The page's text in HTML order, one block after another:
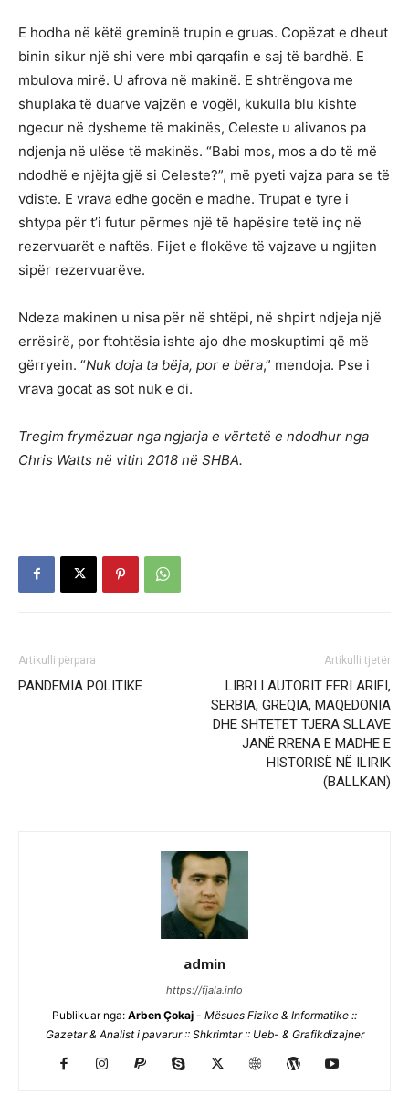
E hodha në këtë greminë trupin e gruas. Copëzat e dheut
binin sikur një shi vere mbi qarqafin e saj të bardhë. E
mbulova mirë. U afrova në makinë. E shtrëngova me
shuplaka të duarve vajzën e vogël, kukulla blu kishte
ngecur në dysheme të makinës, Celeste u alivanos pa
ndjenja në ulëse të makinës. “Babi mos, mos a do të më
ndodhë e njëjta gjë si Celeste?”, më pyeti vajza para se të
vdiste. E vrava edhe gocën e madhe. Trupat e tyre i
shtypa për t’i futur përmes një të hapësire tetë inç në
rezervuarët e naftës. Fijet e flokëve të vajzave u ngjiten
sipër rezervuarëve.
Ndeza makinen u nisa për në shtëpi, në shpirt ndjeja një
errësirë, por ftohtësia ishte ajo dhe moskuptimi që më
gërryein. “Nuk doja ta bëja, por e bëra,” mendoja. Pse i
vrava gocat as sot nuk e di.
Tregim frymëzuar nga ngjarja e vërtetë e ndodhur nga
Chris Watts në vitin 2018 në SHBA.
Artikulli përpara
PANDEMIA POLITIKE
Artikulli tjetër
LIBRI I AUTORIT FERI ARIFI,
SERBIA, GREQIA, MAQEDONIA
DHE SHTETET TJERA SLLAVE
JANË RRENA E MADHE E
HISTORISË NË ILIRIK
(BALLKAN)
admin
https://fjala.info
Publikuar nga: Arben Çokaj - Mësues Fizike & Informatike ::
Gazetar & Analist i pavarur :: Shkrimtar :: Ueb- & Grafikdizajner